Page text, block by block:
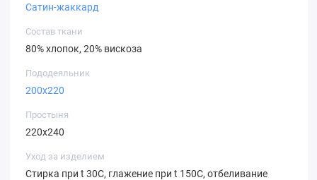
Сатин-жаккард
Состав ткани
80% хлопок, 20% вискоза
Пододеяльник
200х220
Простыня
220х240
Уход за изделием
Стирка при t 30С, глажение при t 150С, отбеливание